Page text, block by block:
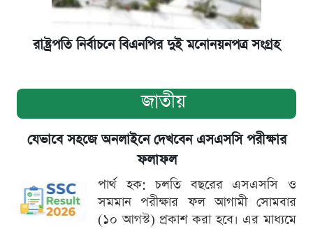
রাষ্ট্রপতি নির্বাচনে বিএনপির দুই মনোনয়নপত্র সংগ্রহ
জাতীয়
যেভাবে সহজে অনলাইনে দেখবেন এসএসসি পরীক্ষার
ফলাফল
পার্থ হক: চলতি বছরের এসএসসি ও
সমমান পরীক্ষার ফল আগামী সোমবার
(১০ আগস্ট) প্রকাশ করা হবে। এর মাধ্যমে